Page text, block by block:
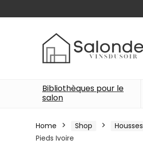
Bibliothèques pour le
salon
Home Shop Housses
Pieds Ivoire